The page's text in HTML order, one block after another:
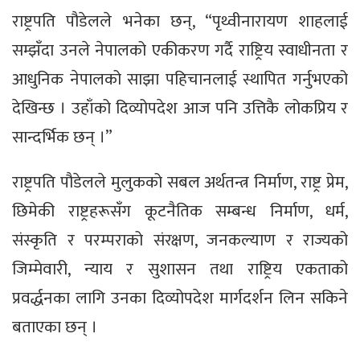
राष्ट्रपति पौडेलले भनेका छन्, “पृथ्वीनारायण शाहलाई
सम्झँदा उनले नेपालको एकीकरण गर्दै राष्ट्रिय स्वाधीनता र
आधुनिक नेपालको साझा पहिचानलाई स्थापित गर्नुभएको
देखिन्छ । उहाँको दिव्योपदेश आज पनि उत्तिकै लोकप्रिय र
सान्दर्भिक छन् ।”
राष्ट्रपति पौडेलले मुलुकको सबल अर्थतन्त्र निर्माण, राष्ट्र प्रेम,
छिमेकी राष्ट्रहरूसँग कूटनैतिक सम्बन्ध निर्माण, धर्म,
संस्कृति र परम्पराको संरक्षण, जनकल्याण र राज्यको
जिम्मेवारी, न्याय र सुशासन तथा राष्ट्रिय एकताको
प्रवर्द्धनका लागि उनका दिव्योपदेश मार्गदर्शन लिन सकिने
बताएका छन् ।